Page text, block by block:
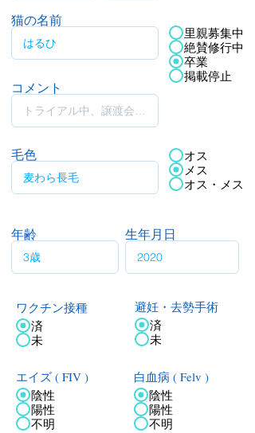
猫の名前
コメント
里親募集中
絶賛修行中
卒業
掲載停止
毛色
オス
メス
オス・メス
年齢 生年月日
ワクチン接種
済
未
エイズ ( FIV )
陰性
陽性
不明
避妊・去勢手術
済
未
白血病 ( Felv )
陰性
陽性
不明